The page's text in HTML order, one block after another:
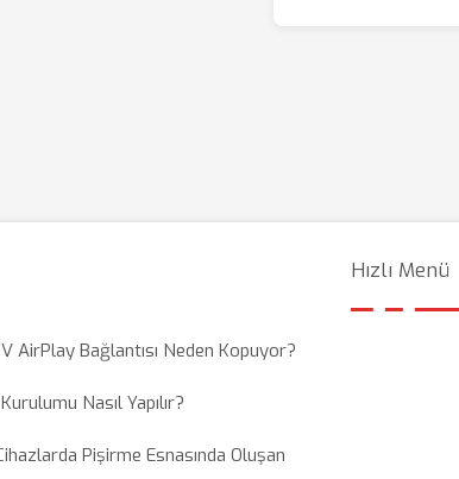
AirPlay Bağlantısı Neden Kopuyor?
Nasıl Yapılır?
Pişirme Esnasında Oluşan
Hızlı Menü